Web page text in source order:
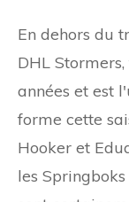
En dehors du
DHL
années et est
forme cette
Hooker et
les